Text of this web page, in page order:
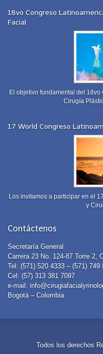
18vo Congreso
Facial
El objetivo fundamental del
Cirugía
17 World Congreso
Los invitamos a participar en el
y
Contáctenos
Secretaría General
Carrera 23 No. 124-87 Torre 2,
Tel: (571) 520 4333 – (571) 749
Cel: (57) 313 381 7097
e-mail:
Bogotá – Colombia
Todos los derechos